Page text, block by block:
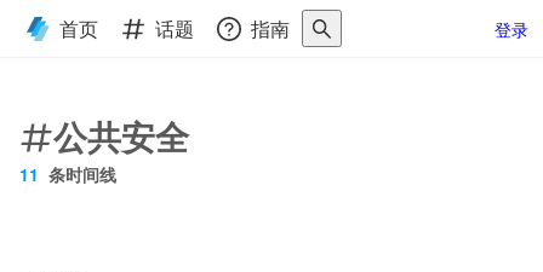
首页 话题 指南 登录
公共安全
11 条时间线